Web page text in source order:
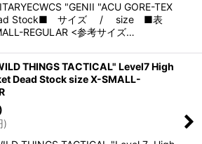
"GENII "ACU GORE-TEX
Stock■ サイズ / size ■表
REGULAR <参考サイズ…
THINGS TACTICAL" Level7 High
Dead Stock size X-SMALL-
)